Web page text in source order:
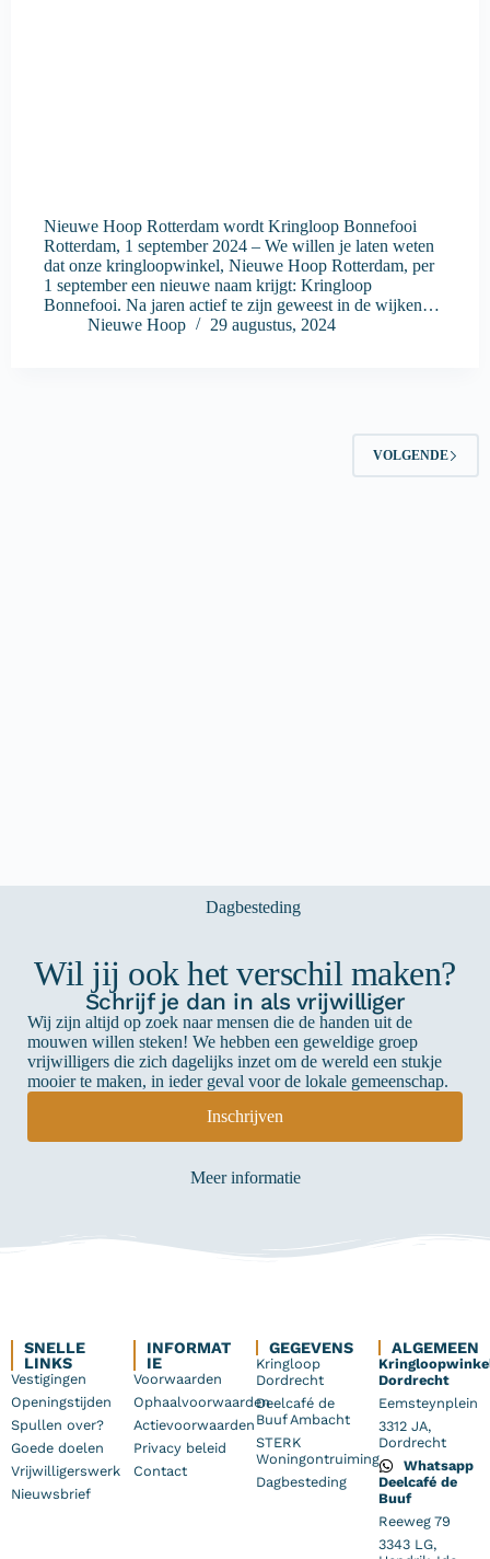
Nieuwe Hoop Rotterdam wordt Kringloop Bonnefooi
Rotterdam, 1 september 2024 – We willen je laten weten
dat onze kringloopwinkel, Nieuwe Hoop Rotterdam, per
1 september een nieuwe naam krijgt: Kringloop
Bonnefooi. Na jaren actief te zijn geweest in de wijken…
Nieuwe Hoop
29 augustus, 2024
VOLGENDE
Wil jij ook het verschil maken?
Schrijf je dan in als vrijwilliger
Wij zijn altijd op zoek naar mensen die de handen uit de
mouwen willen steken! We hebben een geweldige groep
vrijwilligers die zich dagelijks inzet om de wereld een stukje
mooier te maken, in ieder geval voor de lokale gemeenschap.
Inschrijven
Meer informatie
SNELLE
LINKS
Vestigingen
Openingstijden
Spullen over?
Goede doelen
Vrijwilligerswerk
Nieuwsbrief
INFORMAT
IE
Voorwaarden
Ophaalvoorwaarden
Actievoorwaarden
Privacy beleid
Contact
GEGEVENS
Kringloop
Dordrecht
Deelcafé de
Buuf Ambacht
STERK
Woningontruiming
Dagbesteding
ALGEMEEN
Dordrecht
Eemsteynplein
3312 JA,
Dordrecht
Whatsapp
Deelcafé de
Buuf
Reeweg 79
3343 LG,